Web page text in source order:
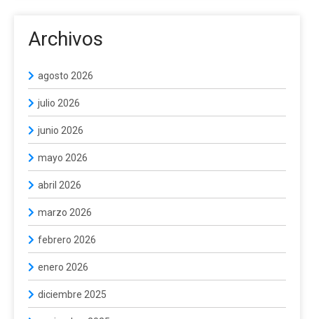
Archivos
agosto 2026
julio 2026
junio 2026
mayo 2026
abril 2026
marzo 2026
febrero 2026
enero 2026
diciembre 2025